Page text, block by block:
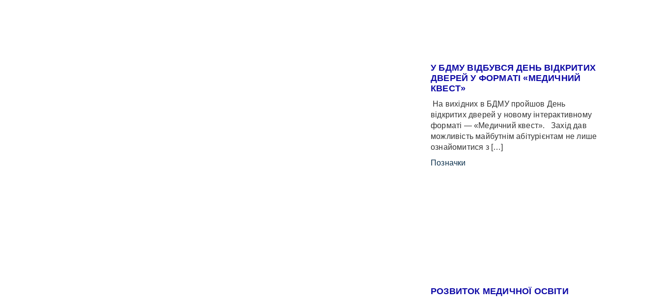
У БДМУ ВІДБУВСЯ ДЕНЬ ВІДКРИТИХ
ДВЕРЕЙ У ФОРМАТІ «МЕДИЧНИЙ
КВЕСТ»
На вихідних в БДМУ пройшов День
відкритих дверей у новому інтерактивному
форматі — «Медичний квест». Захід дав
можливість майбутнім абітурієнтам не лише
ознайомитися з […]
Позначки
РОЗВИТОК МЕДИЧНОЇ ОСВІТИ